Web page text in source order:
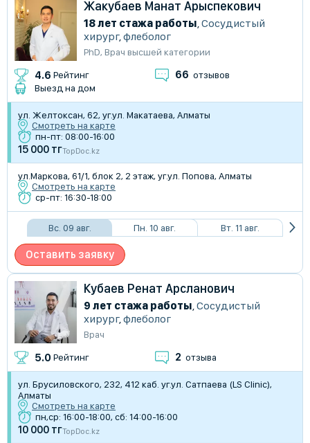
Жакубаев Манат Арыспекович
18 лет стажа работы,Сосудистый
хирург,флеболог
PhD, Врач высшей категории
4.6 Рейтинг 66 отзывов
Выезд на дом
ул. ​Желтоксан, 62, уг.ул. Макатаева, Алматы
Смотреть на карте
пн-пт: 08:00-16:00
15 000 тгTopDoc.kz
ул.Маркова, 61/1​, блок 2, 2 этаж, уг.ул. Попова, Алматы
Смотреть на карте
ср-пт: 16:30-18:00
Вс. 09 авг. Пн. 10 авг. Вт. 11 авг.
Оставить заявку
Кубаев Ренат Арсланович
9 лет стажа работы,Сосудистый
хирург,флеболог
Врач
5.0 Рейтинг 2 отзыва
ул. Брусиловского, 232, 412 каб. уг.ул. Сатпаева (LS Clinic),
Алматы
Смотреть на карте
пн,ср: 16:00-18:00, сб: 14:00-16:00
10 000 тгTopDoc.kz